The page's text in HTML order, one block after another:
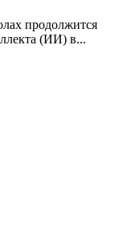
продолжится
(ИИ) в...